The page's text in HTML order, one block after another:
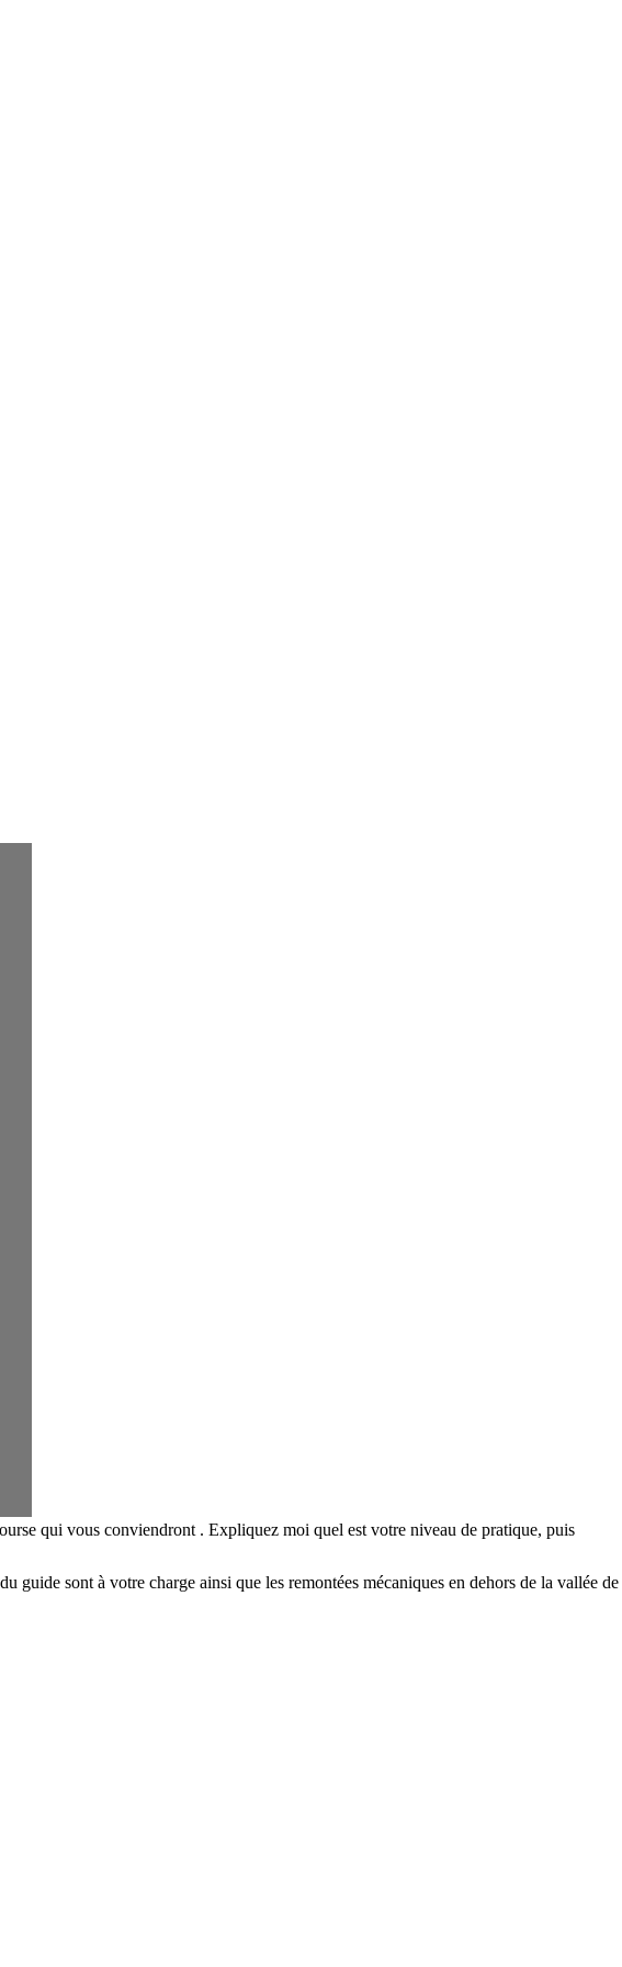
qui vous conviendront . Expliquez moi quel est votre niveau de pratique, puis
sont à votre charge ainsi que les remontées mécaniques en dehors de la vallée de